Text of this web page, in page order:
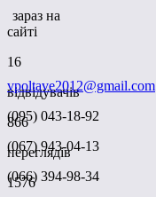
зараз на
сайті
16
відвідувачів
866
переглядів
1576
vpoltave2012@gmail.com
(095) 043-18-92
(067) 943-04-13
(066) 394-98-34